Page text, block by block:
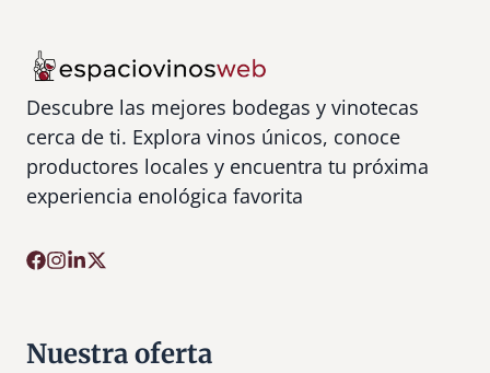
Descubre las mejores bodegas y vinotecas
cerca de ti. Explora vinos únicos, conoce
productores locales y encuentra tu próxima
experiencia enológica favorita
Nuestra oferta